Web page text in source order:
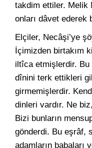
takdim ettiler. Melik
onları dâvet ederek
Elçiler, Necâşi’ye
İçimizden birtakım
iltîca etmişlerdir.
dînini terk ettikleri
girmemişlerdir.
dinleri vardır. Ne
Bizi bunların
gönderdi. Bu eşrâf,
adamların babaları